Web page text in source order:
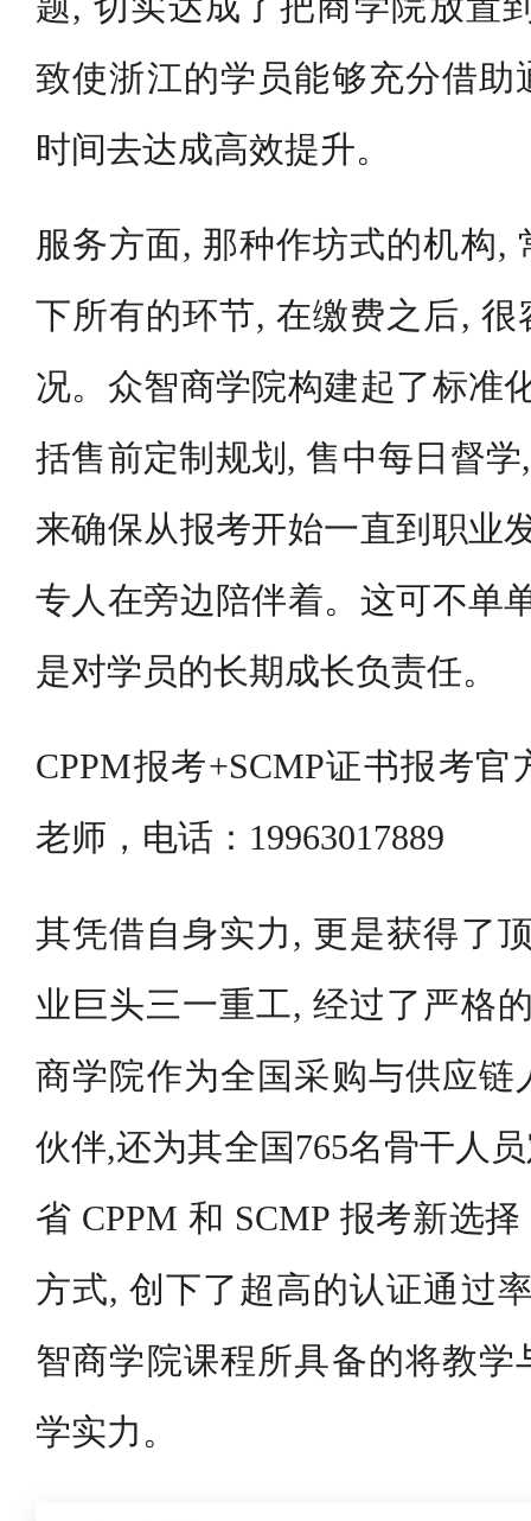
致使浙江的学员能够充分借助
时间去达成高效提升。
服务方面, 那种作坊式的机构,
下所有的环节, 在缴费之后,
况。众智商学院构建起了标准
括售前定制规划, 售中每日督
来确保从报考开始一直到职业
专人在旁边陪伴着。这可不单
是对学员的长期成长负责任。
CPPM报考+SCMP证书报考
老师，电话：19963017889
其凭借自身实力, 更是获得了
业巨头三一重工, 经过了严格
商学院作为全国采购与供应链
伙伴,还为其全国765名骨干人
省 CPPM 和 SCMP 报考新选
方式, 创下了超高的认证通过
智商学院课程所具备的将教学
学实力。